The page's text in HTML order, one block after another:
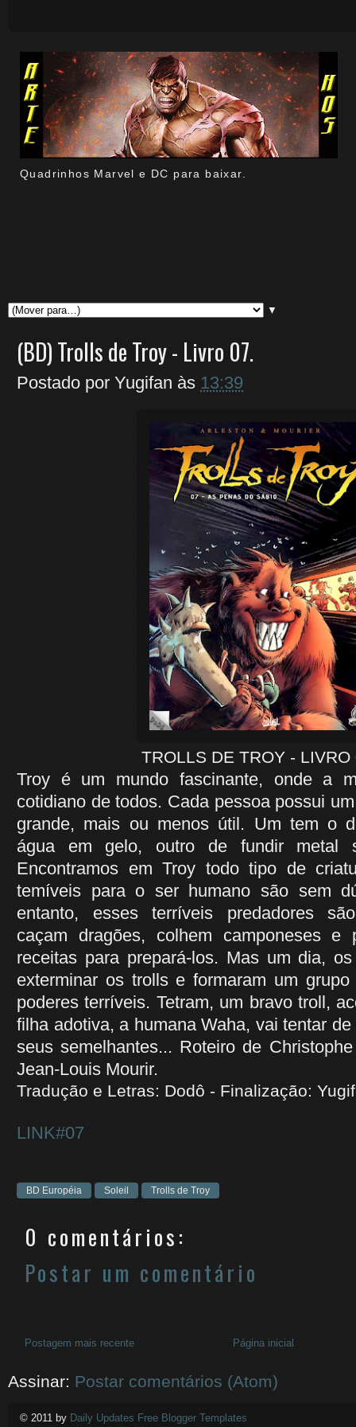
Quadrinhos Marvel e DC para baixar.
▼
(BD) Trolls de Troy - Livro 07.
Postado por Yugifan às 13:39
TROLLS DE TROY - LIVRO
Troy é um mundo fascinante, onde a
cotidiano de todos. Cada pessoa possui
grande, mais ou menos útil. Um tem o
água em gelo, outro de fundir metal
Encontramos em Troy todo tipo de
temíveis para o ser humano são sem
entanto, esses terríveis predadores
caçam dragões, colhem camponeses e
receitas para prepará-los. Mas um dia,
exterminar os trolls e formaram um
poderes terríveis. Tetram, um bravo troll,
filha adotiva, a humana Waha, vai tentar
seus semelhantes... Roteiro de
Jean-Louis Mourir.
Tradução e Letras: Dodô - Finalização:
LINK#07
BD Européia Soleil Trolls de Troy
0 comentários:
Postar um comentário
Postagem mais recente Página inicial
Assinar: Postar comentários (Atom)
© 2011 by Daily Updates Free Blogger Templates